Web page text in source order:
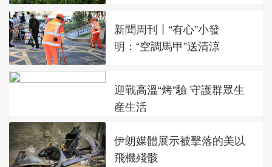
新聞周刊丨“有心”小發
明：“空調馬甲”送清涼
迎戰高溫“烤”驗 守護群眾生
産生活
伊朗媒體展示被擊落的美以
飛機殘骸